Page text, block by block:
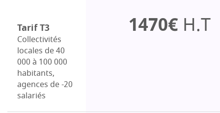
Tarif T3
Collectivités
locales de 40
000 à 100 000
habitants,
agences de -20
salariés
1470€ H.T